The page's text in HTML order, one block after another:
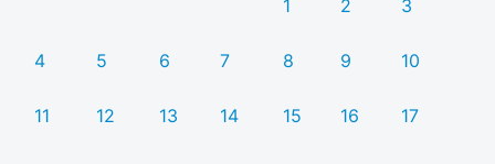
1
2 3
4 5 6 7 8 9 10
11 12 13 14 15 16 17